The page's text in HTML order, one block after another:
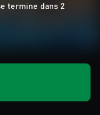
termine dans 2